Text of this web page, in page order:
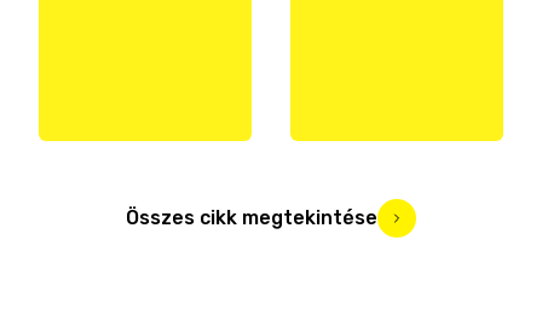
Összes cikk megtekintése